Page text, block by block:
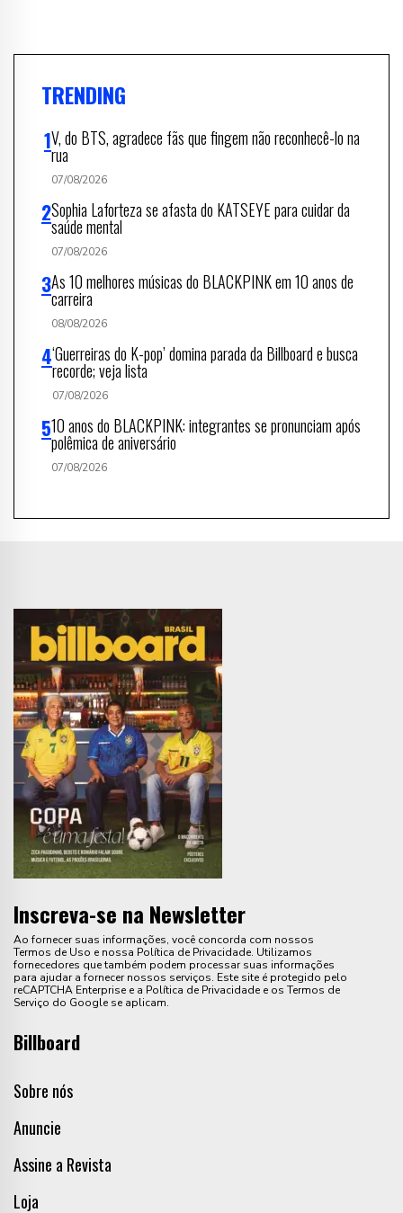
TRENDING
V, do BTS, agradece fãs que fingem não reconhecê-lo na
rua
07/08/2026
Sophia Laforteza se afasta do KATSEYE para cuidar da
saúde mental
07/08/2026
As 10 melhores músicas do BLACKPINK em 10 anos de
carreira
08/08/2026
‘Guerreiras do K-pop’ domina parada da Billboard e busca
recorde; veja lista
07/08/2026
10 anos do BLACKPINK: integrantes se pronunciam após
polêmica de aniversário
07/08/2026
Inscreva-se na Newsletter
Ao fornecer suas informações, você concorda com nossos
Termos de Uso e nossa Política de Privacidade. Utilizamos
fornecedores que também podem processar suas informações
para ajudar a fornecer nossos serviços. Este site é protegido pelo
reCAPTCHA Enterprise e a Política de Privacidade e os Termos de
Serviço do Google se aplicam.
Billboard
Sobre nós
Anuncie
Assine a Revista
Loja